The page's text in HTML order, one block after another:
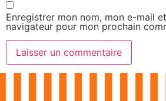
Enregistrer mon nom, mon e-mail
navigateur pour mon prochain